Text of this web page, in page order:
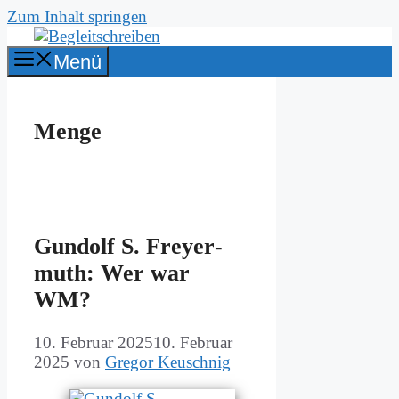
Zum Inhalt springen
Menü
Menge
Gun­dolf S. Frey­er­
muth: Wer war
WM?
10. Februar 202510. Februar
2025 von Gregor Keuschnig